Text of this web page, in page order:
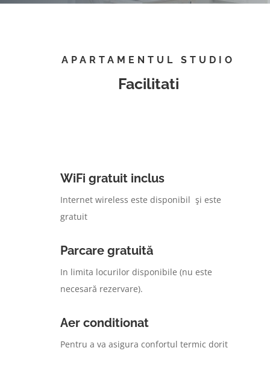
APARTAMENTUL STUDIO
Facilitati
WiFi gratuit inclus
Internet wireless este disponibil şi este
gratuit
Parcare gratuită
In limita locurilor disponibile (nu este
necesară rezervare).
Aer conditionat
Pentru a va asigura confortul termic dorit